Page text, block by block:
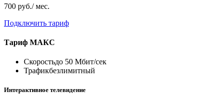
700 руб./ мес.
Подключить тариф
Тариф МАКС
Скоростьдо 50 Мбит/сек
Трафикбезлимитный
Интерактивное телевидение